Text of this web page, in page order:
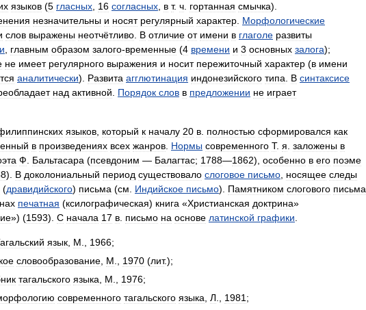
языков (5 гласных 16 согласных в т. ч гортанная смычка).
незначительны и носят регулярный характер Морфологические
слов выражены неотчётливо В отличие от имени в глаголе развиты
главным образом залого-временные (4 времени и 3 основных залога);
не имеет регулярного выражения и носит пережиточный характер (в имени
аналитически). Развита агглютинация индонезийского типа В синтаксисе
над активной Порядок слов в предложении не играет
языков который к началу 20 в полностью сформировался как
в произведениях всех жанров Нормы современного Т. я заложены в
Ф Бальтасара (псевдоним — Балагтас; 1788—1862), особенно в его поэме
). В доколониальный период существовало слоговое письмо носящее следы
(дравидийского) письма (см Индийское письмо). Памятником слогового письма
печатная (ксилографическая) книга «Христианская доктрина»
») (1593). С начала 17 в письмо на основе латинской графики
язык М 1966;
словообразование М 1970 (лит.);
тагальского языка М 1976;
современного тагальского языка Л 1981 ;